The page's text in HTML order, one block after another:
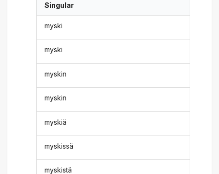
Singular
myski
myski
myskin
myskin
myskiä
myskissä
myskistä